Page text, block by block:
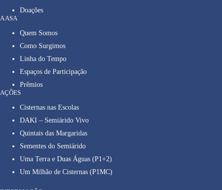
Doações
A ASA
Quem Somos
Como Surgimos
Linha do Tempo
Espaços de Participação
Prêmios
AÇÕES
Cisternas nas Escolas
DAKI – Semiárido Vivo
Quintais das Margaridas
Sementes do Semiárido
Uma Terra e Duas Águas (P1+2)
Um Milhão de Cisternas (P1MC)